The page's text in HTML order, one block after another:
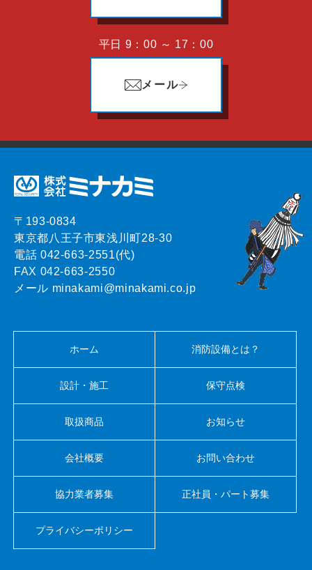
平日 9：00 ～ 17：00
メール
〒193-0834
東京都八王子市東浅川町28-30
電話 042-663-2551(代)
FAX 042-663-2550
メール minakami@minakami.co.jp
ホーム 消防設備とは？
設計・施工 保守点検
取扱商品 お知らせ
会社概要 お問い合わせ
協力業者募集 正社員・パート募集
プライバシーポリシー